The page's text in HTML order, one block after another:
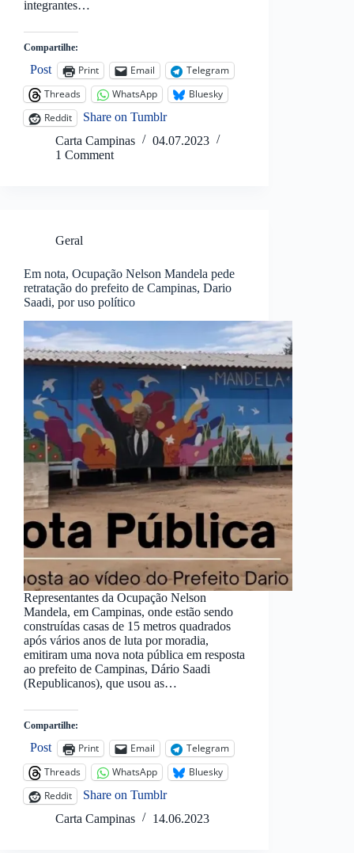
integrantes…
Compartilhe:
Post Print Email
Telegram
Threads
WhatsApp
Bluesky
Reddit
Share on Tumblr
Carta Campinas
04.07.2023
1 Comment
Geral
Em nota, Ocupação Nelson Mandela pede
retratação do prefeito de Campinas, Dario
Saadi, por uso político
Representantes da Ocupação Nelson
Mandela, em Campinas, onde estão sendo
construídas casas de 15 metros quadrados
após vários anos de luta por moradia,
emitiram uma nova nota pública em resposta
ao prefeito de Campinas, Dário Saadi
(Republicanos), que usou as…
Compartilhe:
Post Print Email
Telegram
Threads
WhatsApp
Bluesky
Reddit
Share on Tumblr
Carta Campinas
14.06.2023